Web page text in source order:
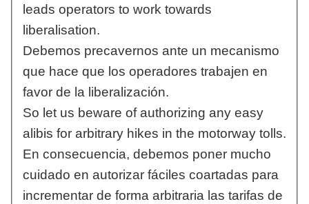
leads operators to work towards
liberalisation.
Debemos precavernos ante un mecanismo
que hace que los operadores trabajen en
favor de la liberalización.
So let us beware of authorizing any easy
alibis for arbitrary hikes in the motorway tolls.
En consecuencia, debemos poner mucho
cuidado en autorizar fáciles coartadas para
incrementar de forma arbitraria las tarifas de